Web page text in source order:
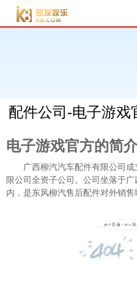
电子游戏官方-电子游
配件公司-电子游戏
电子游戏官方的简
广西柳汽汽车配件有限公司
限公司全资子公司。公司坐落于
内，是东风柳汽售后配件对外销售